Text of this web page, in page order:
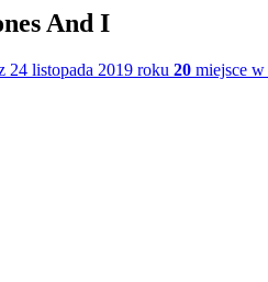
And I
24 listopada 2019 roku 20 miejsce